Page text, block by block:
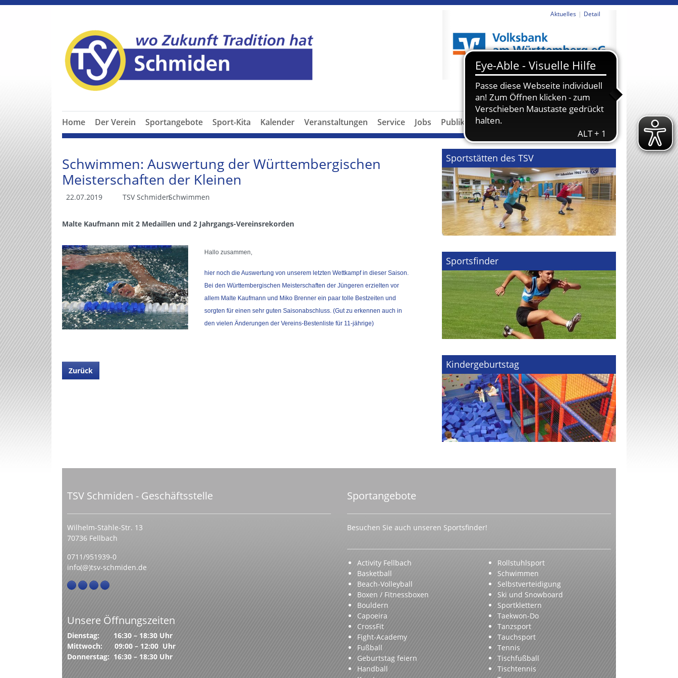
Aktuelles Detail
Previous Next
Home Der Verein Sportangebote Sport-Kita Kalender Veranstaltungen Service Jobs Publikationen
Schwimmen: Auswertung der Württembergischen
Meisterschaften der Kleinen
22.07.2019 TSV SchmidenSchwimmen
Malte Kaufmann mit 2 Medaillen und 2 Jahrgangs-Vereinsrekorden
Hallo zusammen,
hier noch die Auswertung von unserem letzten Wettkampf in dieser Saison.
Bei den Württembergischen Meisterschaften der Jüngeren erzielten vor
allem Malte Kaufmann und Miko Brenner ein paar tolle Bestzeiten und
sorgten für einen sehr guten Saisonabschluss. (Gut zu erkennen auch in
den vielen Änderungen der Vereins-Bestenliste für 11-jährige)
Zurück
Sportstätten des TSV
Sportsfinder
Kindergeburtstag
TSV Schmiden - Geschäftsstelle
Wilhelm-Stähle-Str. 13
70736 Fellbach
0711/951939-0
info(@)tsv-schmiden.de
Unsere Öffnungszeiten
Dienstag: 16:30 – 18:30 Uhr
Mittwoch: 09:00 – 12:00 Uhr
Donnerstag: 16:30 – 18:30 Uhr
Sportangebote
Besuchen Sie auch unseren Sportsfinder!
Activity Fellbach
Basketball
Beach-Volleyball
Boxen / Fitnessboxen
Bouldern
Capoeira
CrossFit
Fight-Academy
Fußball
Geburtstag feiern
Handball
Rollstuhlsport
Schwimmen
Selbstverteidigung
Ski und Snowboard
Sportklettern
Taekwon-Do
Tanzsport
Tauchsport
Tennis
Tischfußball
Tischtennis